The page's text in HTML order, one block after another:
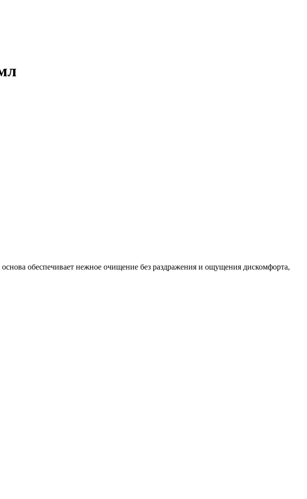
обеспечивает нежное очищение без раздражения и ощущения дискомфорта,